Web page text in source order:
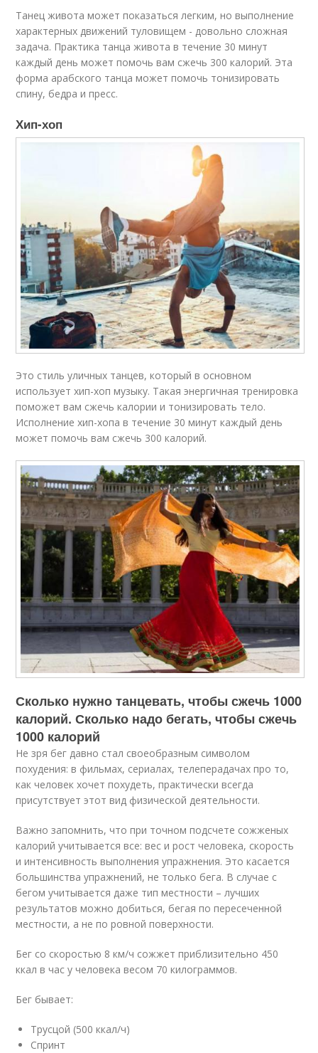
Танец живота может показаться легким, но выполнение
характерных движений туловищем - довольно сложная
задача. Практика танца живота в течение 30 минут
каждый день может помочь вам сжечь 300 калорий. Эта
форма арабского танца может помочь тонизировать
спину, бедра и пресс.
Хип-хоп
Это стиль уличных танцев, который в основном
использует хип-хоп музыку. Такая энергичная тренировка
поможет вам сжечь калории и тонизировать тело.
Исполнение хип-хопа в течение 30 минут каждый день
может помочь вам сжечь 300 калорий.
Сколько нужно танцевать, чтобы сжечь 1000
калорий. Сколько надо бегать, чтобы сжечь
1000 калорий
Не зря бег давно стал своеобразным символом
похудения: в фильмах, сериалах, телеперадачах про то,
как человек хочет похудеть, практически всегда
присутствует этот вид физической деятельности.
Важно запомнить, что при точном подсчете сожженых
калорий учитывается все: вес и рост человека, скорость
и интенсивность выполнения упражнения. Это касается
большинства упражнений, не только бега. В случае с
бегом учитывается даже тип местности – лучших
результатов можно добиться, бегая по пересеченной
местности, а не по ровной поверхности.
Бег со скоростью 8 км/ч сожжет приблизительно 450
ккал в час у человека весом 70 килограммов.
Бег бывает:
Трусцой (500 ккал/ч)
Спринт